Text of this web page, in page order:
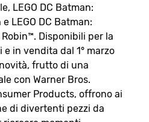
LEGO DC Batman:
LEGO DC Batman:
Disponibili per la
in vendita dal 1° marzo
frutto di una
con Warner Bros.
Products, offrono ai
di divertenti pezzi da